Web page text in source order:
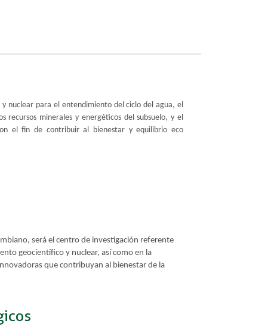
nuclear para el entendimiento del ciclo del agua, el
recursos minerales y energéticos del subsuelo, y el
el fin de contribuir al bienestar y equilibrio eco
será el centro de investigación referente
geocientífico y nuclear, así como en la
que contribuyan al bienestar de la